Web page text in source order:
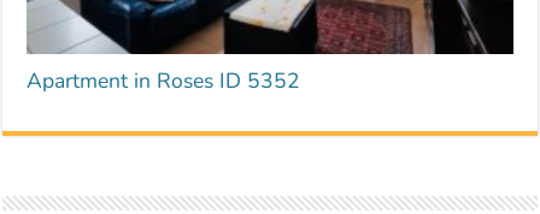
Apartment in Roses ID 5352